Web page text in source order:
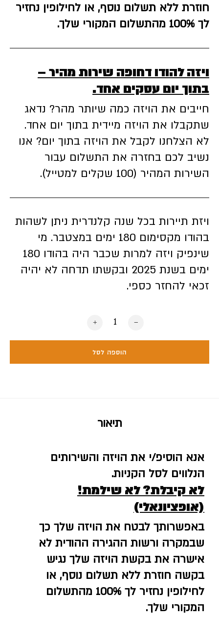
חוזרת ללא תשלום נוסף, או לחילופין נחזיר
לך 100% מהתשלום המקורי שלך.
ויזה להודו דחופה שירות מהיר –
בתוך יום עסקים אחד.
חייבים את הויזה כמה שיותר מהר? נדאג
שתקבלו את הויזה מיידית בתוך יום אחד.
לא הצלחנו לקבל את הויזה בתוך יום? אנו
נשיב לכם בחזרה את התשלום עבור
השירות המהיר (100 שקלים למטייל).
ויזת תיירות בכל שנה קלנדרית ניתן לשהות
בהודו מקסימום 180 ימים במצטבר. מי
שינפיק ויזה למרות שכבר היה בהודו 180
ימים בשנת 2025 ובקשתו תדחה לא יהיה
זכאי להחזר כספי.
כמות של ויזה להודו אלקטרונית ל5 שנים - דרכון זר (חובה)
הוספה לסל
תיאור
אנא הוסיפ/י את הויזה והשירותים
הנלווים לסל הקניות.
לא קיבלת? לא שילמת!
(אופציונאלי)
באפשרותך לבטח את הויזה שלך כך
שבמקרה ורשות ההגירה ההודית לא
אישרה את בקשת הויזה שלך נגיש
בקשה חוזרת ללא תשלום נוסף, או
לחילופין נחזיר לך 100% מהתשלום
המקורי שלך.